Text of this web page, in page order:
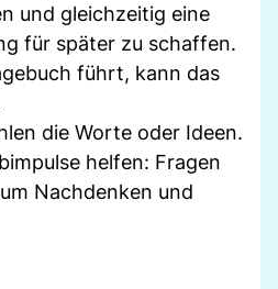
und gleichzeitig eine
für später zu schaffen.
führt, kann das
die Worte oder Ideen.
helfen: Fragen
Nachdenken und